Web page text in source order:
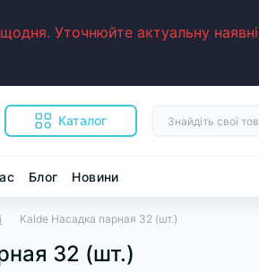
Уточнюйте актуальну
Каталог
Блог Новини
Kalde Насадка парная 32 (шт.)
32 (шт.)